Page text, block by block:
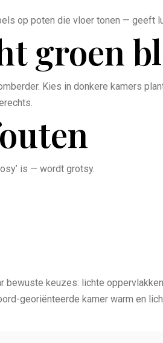
op poten die vloer tonen — geeft
groen
Kies in donkere kamers
is — wordt grotsy.
bewuste keuzes: lichte
georiënteerde kamer warm en